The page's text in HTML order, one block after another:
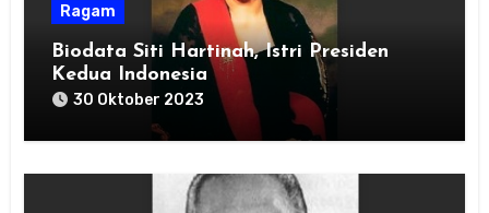
Ragam
Biodata Siti Hartinah, Istri Presiden
Kedua Indonesia
30 Oktober 2023